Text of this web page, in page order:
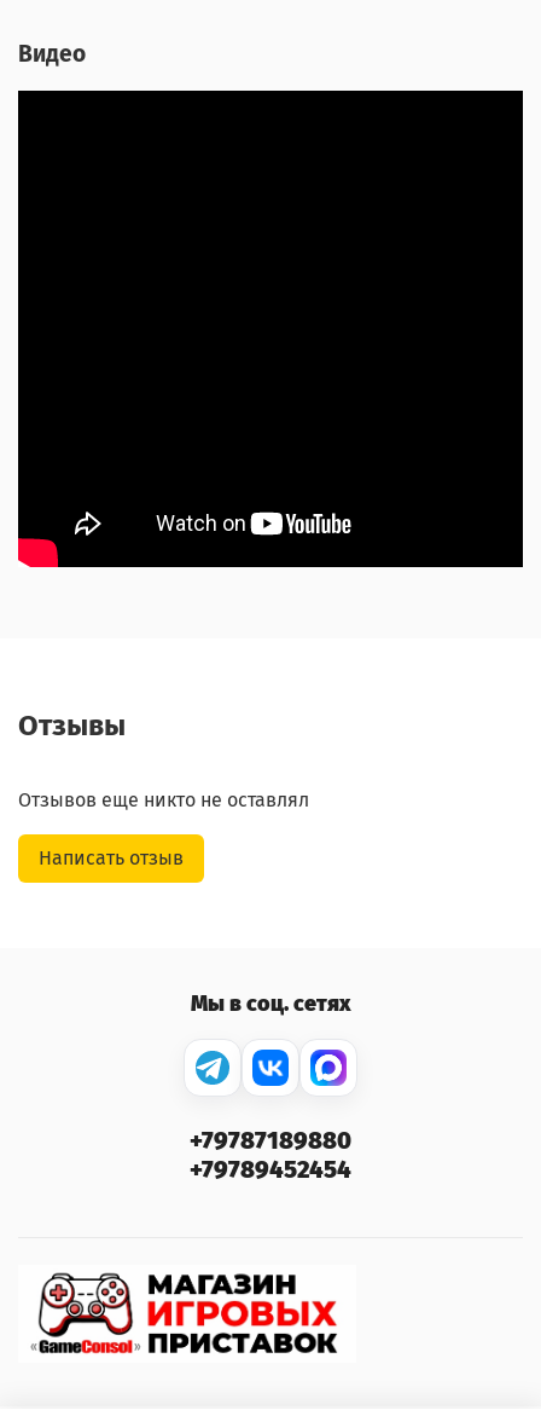
Видео
Отзывы
Отзывов еще никто не оставлял
Написать отзыв
Мы в соц. сетях
+79787189880
+79789452454